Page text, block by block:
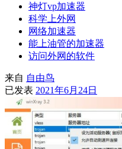
神灯vp加速器
科学上外网
网络加速器
能上油管的加速器
访问外网的软件
来自 自由鸟
已发表 2021年6月24日